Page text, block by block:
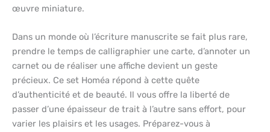
œuvre miniature.
Dans un monde où l’écriture manuscrite se fait plus rare,
prendre le temps de calligraphier une carte, d’annoter un
carnet ou de réaliser une affiche devient un geste
précieux. Ce set Homéa répond à cette quête
d’authenticité et de beauté. Il vous offre la liberté de
passer d’une épaisseur de trait à l’autre sans effort, pour
varier les plaisirs et les usages. Préparez-vous à